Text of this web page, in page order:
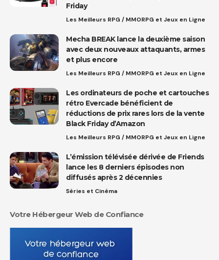
Friday
Les Meilleurs RPG / MMORPG et Jeux en Ligne
Mecha BREAK lance la deuxième saison
avec deux nouveaux attaquants, armes
et plus encore
Les Meilleurs RPG / MMORPG et Jeux en Ligne
Les ordinateurs de poche et cartouches
rétro Evercade bénéficient de
réductions de prix rares lors de la vente
Black Friday d’Amazon
Les Meilleurs RPG / MMORPG et Jeux en Ligne
L’émission télévisée dérivée de Friends
lance les 8 derniers épisodes non
diffusés après 2 décennies
Séries et Cinéma
Votre Hébergeur Web de Confiance